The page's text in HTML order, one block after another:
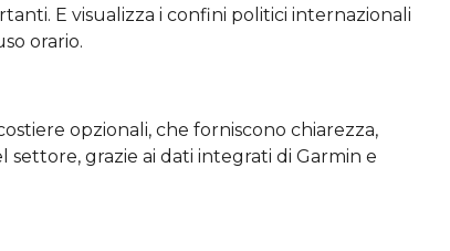
E visualizza i confini politici internazionali
orario.
opzionali, che forniscono chiarezza,
grazie ai dati integrati di Garmin e